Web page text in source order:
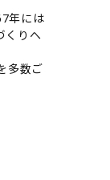
年には
くりへ
多数ご